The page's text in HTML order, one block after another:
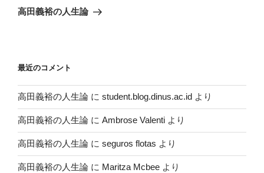
ゲ
ン
稿
の
高田義裕の人生論
最近のコメント
高田義裕の人生論 に student.blog.dinus.ac.id より
高田義裕の人生論 に Ambrose Valenti より
高田義裕の人生論 に seguros flotas より
高田義裕の人生論 に Maritza Mcbee より